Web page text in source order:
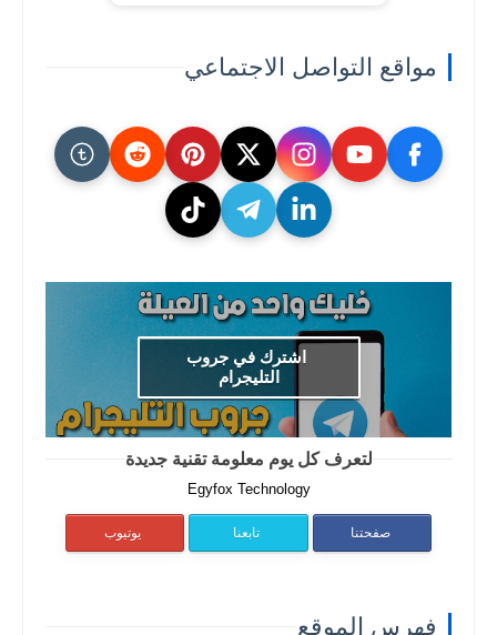
مواقع التواصل الاجتماعي
اشترك في جروب
التليجرام
لتعرف كل يوم معلومة تقنية جديدة
Egyfox Technology
صفحتنا تابعنا يوتيوب
فهرس الموقع